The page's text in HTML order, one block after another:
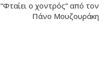
“Φταίει ο χοντρός” από τον
Πάνο Μουζουράκη